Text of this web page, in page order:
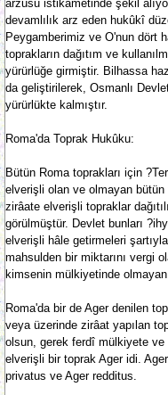
arzusu istikâmetinde şekil
devamlılık arz eden hukûkî
Peygamberimiz ve O'nun dört
toprakların dağıtım ve
yürürlüğe girmiştir. Bilhassa
da geliştirilerek, Osmanlı
yürürlükte kalmıştır.
Roma'da Toprak Hukûku:
Bütün Roma toprakları için
elverişli olan ve olmayan bütün
zirâate elverişli topraklar
görülmüştür. Devlet bunları
elverişli hâle getirmeleri
mahsulden bir miktarını vergi
kimsenin mülkiyetinde
Roma'da bir de Ager denilen
veya üzerinde zirâat yapılan
olsun, gerek ferdî mülkiyete ve
elverişli bir toprak Ager idi.
privatus ve Ager redditus.